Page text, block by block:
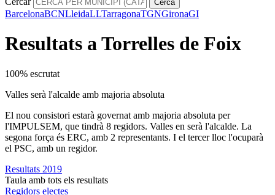
Cerca
BarcelonaBCNLleidaLLTarragonaTGNGironaGI
Resultats a Torrelles de Foix
100% escrutat
Valles serà l'alcalde amb majoria absoluta
El nou consistori estarà governat amb majoria absoluta per
l'IMPULSEM, que tindrà 8 regidors. Valles en serà l'alcalde. La
segona força és ERC, amb 2 representants. I el tercer lloc l'ocuparà
el PSC, amb un regidor.
Resultats 2019
Taula amb tots els resultats
Regidors electes